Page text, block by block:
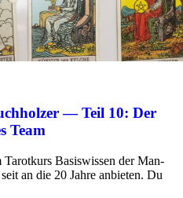
— Teil 10: Der
Team
Tarot­kurs Basis­wissen der Man­
an die 20 Jahre anbieten. Du